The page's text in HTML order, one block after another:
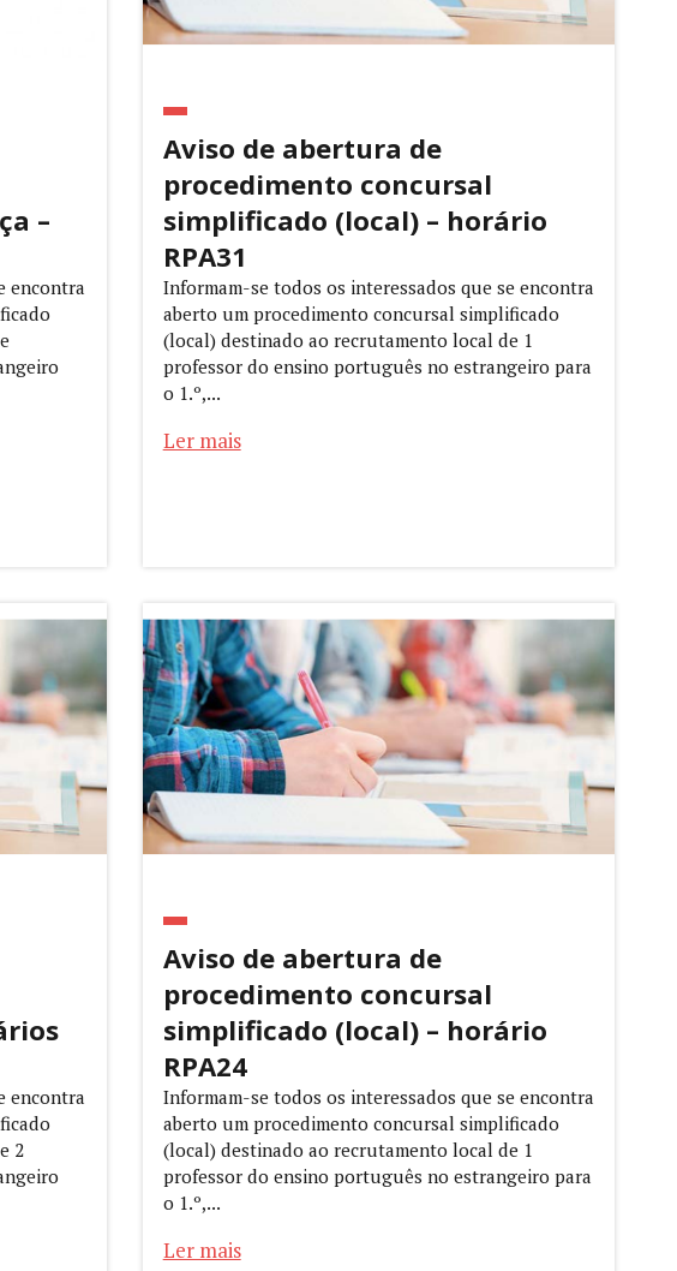
–
encontra
Aviso de abertura de
procedimento concursal
simplificado (local) – horário
RPA31
Informam-se todos os interessados que se encontra
aberto um procedimento concursal simplificado
(local) destinado ao recrutamento local de 1
professor do ensino português no estrangeiro para
o 1.º,...
Ler mais
encontra
2
Aviso de abertura de
procedimento concursal
simplificado (local) – horário
RPA24
Informam-se todos os interessados que se encontra
aberto um procedimento concursal simplificado
(local) destinado ao recrutamento local de 1
professor do ensino português no estrangeiro para
o 1.º,...
Ler mais